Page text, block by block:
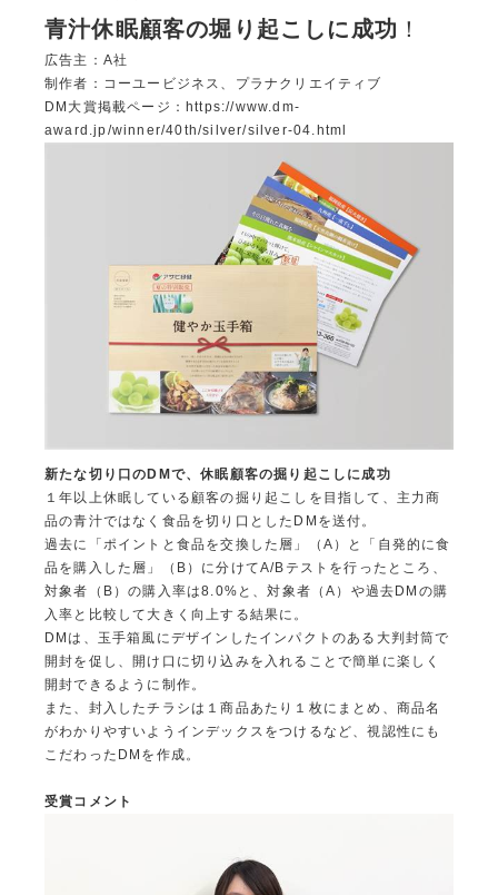
青汁休眠顧客の堀り起こしに成功 ！
広告主：A社
制作者：コーユービジネス、プラナクリエイティブ
DM大賞掲載ページ： https://www.dm-
award.jp/winner/40th/silver/silver-04.html
新たな切り口のDMで、休眠顧客の掘り起こしに成功
１年以上休眠している顧客の掘り起こしを目指して、主力商
品の青汁ではなく食品を切り口としたDMを送付。
過去に「ポイントと食品を交換した層」（A）と「自発的に食
品を購入した層」（B）に分けてA/Bテストを行ったところ、
対象者（B）の購入率は8.0%と、対象者（A）や過去DMの購
入率と比較して大きく向上する結果に。
DMは、玉手箱風にデザインしたインパクトのある大判封筒で
開封を促し、開け口に切り込みを入れることで簡単に楽しく
開封できるように制作。
また、封入したチラシは１商品あたり１枚にまとめ、商品名
がわかりやすいようインデックスをつけるなど、視認性にも
こだわったDMを作成。
受賞コメント